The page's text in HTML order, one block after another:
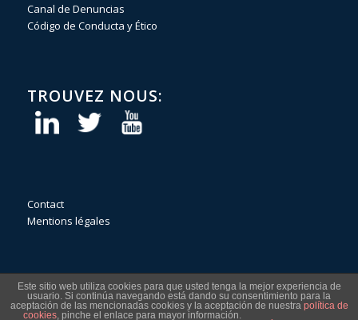
Canal de Denuncias
Código de Conducta y Ético
TROUVEZ NOUS:
Contact
Mentions légales
Este sitio web utiliza cookies para que usted tenga la mejor experiencia de
usuario. Si continúa navegando está dando su consentimiento para la
aceptación de las mencionadas cookies y la aceptación de nuestra política de
cookies, pinche el enlace para mayor información.